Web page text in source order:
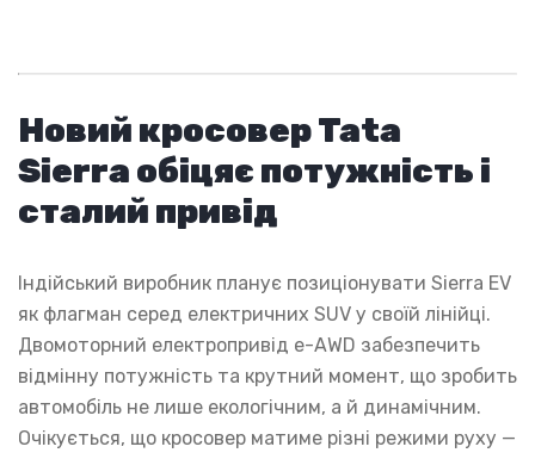
Новий кросовер Tata
Sierra обіцяє потужність і
сталий привід
Індійський виробник планує позиціонувати Sierra EV
як флагман серед електричних SUV у своїй лінійці.
Двомоторний електропривід e-AWD забезпечить
відмінну потужність та крутний момент, що зробить
автомобіль не лише екологічним, а й динамічним.
Очікується, що кросовер матиме різні режими руху —